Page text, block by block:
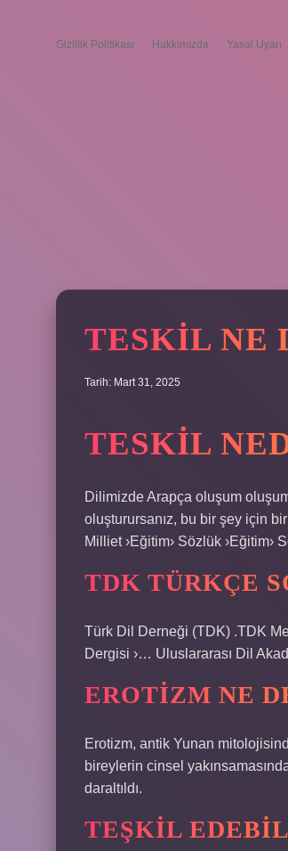
Gizlilik Politikası Hakkımızda Yasal Uyarı
TESKIL NE
Tarih: Mart 31, 2025
TESKIL
Dilimizde Arapça oluşum
oluşturursanız, bu bir şey için
Milliet ›Eğitim› Sözlük ›Eğitim›
TDK TÜRKÇE
Türk Dil Derneği (TDK) .TDK
Dergisi ›… Uluslararası Dil
EROTIZM NE
Erotizm, antik Yunan
bireylerin cinsel
daraltıldı.
TEŞKIL